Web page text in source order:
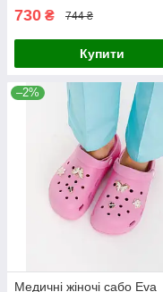
730 ₴ 744 ₴
Купити
–2%
Медичні жіночі сабо Eva